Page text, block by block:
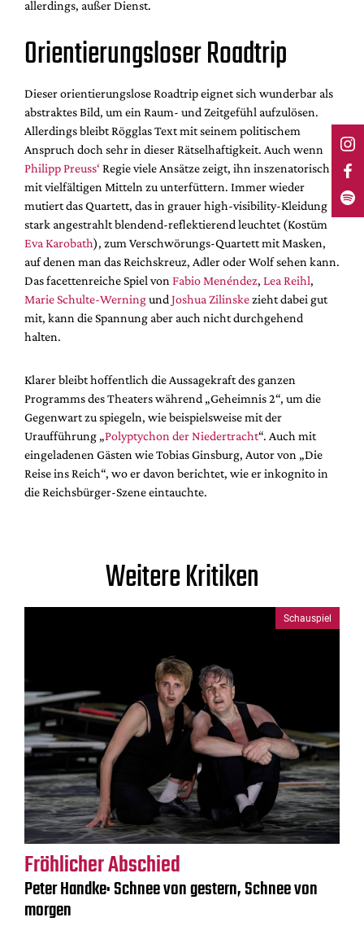
allerdings, außer Dienst.
Orientierungsloser Roadtrip
Dieser orientierungslose Roadtrip eignet sich wunderbar als
abstraktes Bild, um ein Raum- und Zeitgefühl aufzulösen.
Allerdings bleibt Rögglas Text mit seinem politischem
Anspruch doch sehr in dieser Rätselhaftigkeit. Auch wenn
Philipp Preuss‘ Regie viele Ansätze zeigt, ihn inszenatorisch
mit vielfältigen Mitteln zu unterfüttern. Immer wieder
mutiert das Quartett, das in grauer high-visibility-Kleidung
stark angestrahlt blendend-reflektierend leuchtet (Kostüm
Eva Karobath), zum Verschwörungs-Quartett mit Masken,
auf denen man das Reichskreuz, Adler oder Wolf sehen kann.
Das facettenreiche Spiel vonFabio Menéndez, Lea Reihl,
Marie Schulte-WerningundJoshua Zilinskezieht dabei gut
mit, kann die Spannung aber auch nicht durchgehend
halten.
Klarer bleibt hoffentlich die Aussagekraft des ganzen
Programms des Theaters während „Geheimnis 2“, um die
Gegenwart zu spiegeln, wie beispielsweise mit der
Uraufführung „Polyptychon der Niedertracht“. Auch mit
eingeladenen Gästen wie Tobias Ginsburg, Autor von „Die
Reise ins Reich“, wo er davon berichtet, wie er inkognito in
die Reichsbürger-Szene eintauchte.
Weitere Kritiken
Schauspiel
Fröhlicher Abschied
Peter Handke: Schnee von gestern, Schnee von
morgen